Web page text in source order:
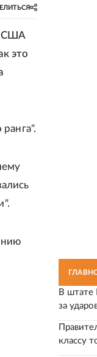
США
это
В штате
за
классу